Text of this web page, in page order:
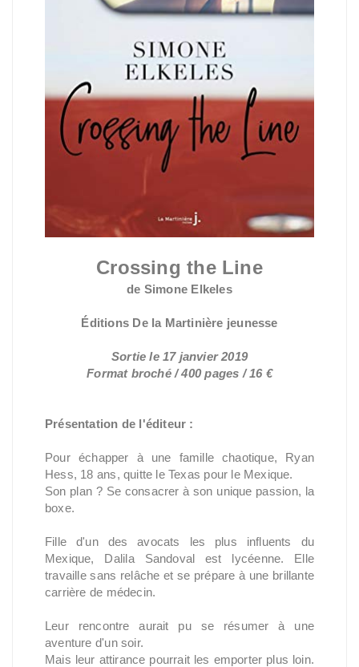
Crossing the Line
de Simone Elkeles
Éditions De la Martinière jeunesse
Sortie le 17 janvier 2019
Format broché / 400 pages / 16 €
Présentation de l'éditeur :
Pour échapper à une famille chaotique, Ryan
Hess, 18 ans, quitte le Texas pour le Mexique.
Son plan ? Se consacrer à son unique passion, la
boxe.
Fille d'un des avocats les plus influents du
Mexique, Dalila Sandoval est lycéenne. Elle
travaille sans relâche et se prépare à une brillante
carrière de médecin.
Leur rencontre aurait pu se résumer à une
aventure d'un soir.
Mais leur attirance pourrait les emporter plus loin.